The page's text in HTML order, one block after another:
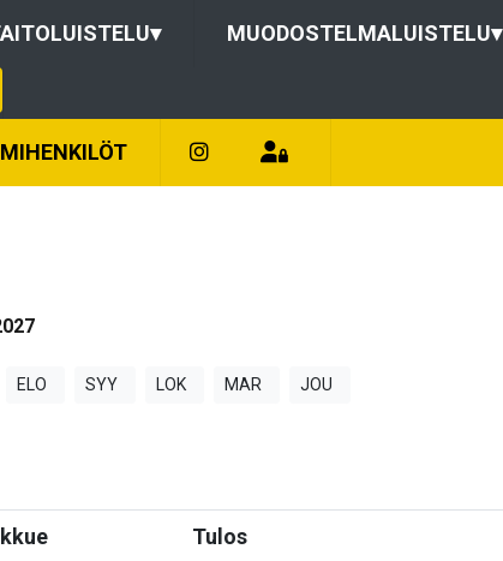
▾ MUODOSTELMALUISTELU▾
ELO SYY LOK MAR JOU
Tulos